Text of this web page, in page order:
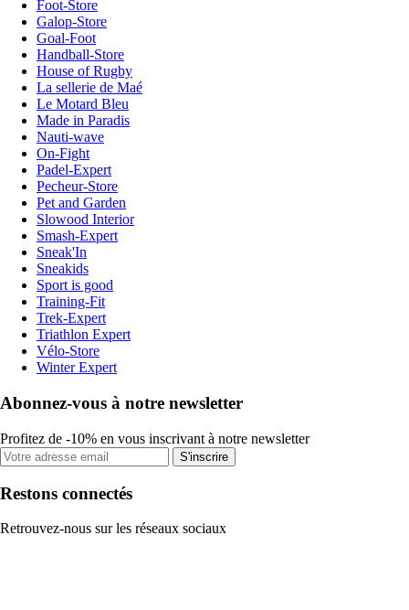
Foot-Store
Galop-Store
Goal-Foot
Handball-Store
House of Rugby
La sellerie de Maé
Le Motard Bleu
Made in Paradis
Nauti-wave
On-Fight
Padel-Expert
Pecheur-Store
Pet and Garden
Slowood Interior
Smash-Expert
Sneak'In
Sneakids
Sport is good
Training-Fit
Trek-Expert
Triathlon Expert
Vélo-Store
Winter Expert
Abonnez-vous à notre newsletter
Profitez de -10% en vous inscrivant à notre newsletter
S'inscrire
Restons connectés
Retrouvez-nous sur les réseaux sociaux